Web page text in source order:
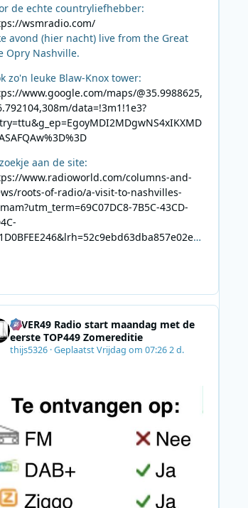
de echte countryliefhebber:
wsmradio.com/
avond (hier nacht) live from the Great
Opry Nashville.
zo'n leuke Blaw-Knox tower:
www.google.com/maps/@35.9988625,
data=!3m1!1e3?
aan de site:
www.radioworld.com/columns-and-
roots-of-radio/a-visit-to-nashvilles-
7B5C-43CD-
4EVER49 Radio start maandag met de
eerste TOP449 Zomereditie
thijs5326·GeplaatstVrijdag om 07:262 d.